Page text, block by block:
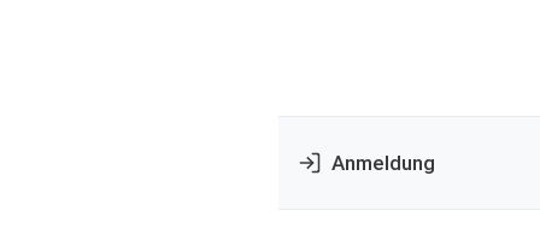
Anmeldung